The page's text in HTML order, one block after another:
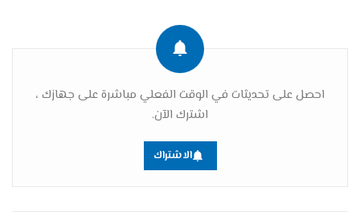
احصل على تحديثات في الوقت الفعلي مباشرة على جهازك ،
اشترك الآن.
الاشتراك